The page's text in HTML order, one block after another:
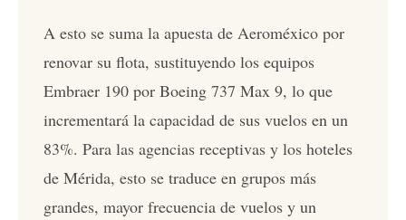
A esto se suma la apuesta de Aeroméxico por
renovar su flota, sustituyendo los equipos
Embraer 190 por Boeing 737 Max 9, lo que
incrementará la capacidad de sus vuelos en un
83%. Para las agencias receptivas y los hoteles
de Mérida, esto se traduce en grupos más
grandes, mayor frecuencia de vuelos y un